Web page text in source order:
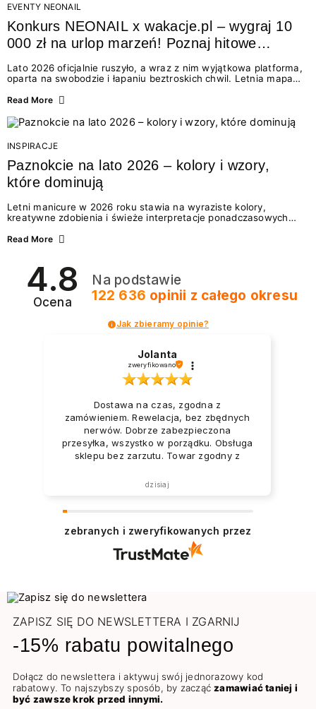
EVENTY NEONAIL
Konkurs NEONAIL x wakacje.pl – wygraj 10
000 zł na urlop marzeń! Poznaj hitowe
Lato 2026 oficjalnie ruszyło, a wraz z nim wyjątkowa platforma,
oparta na swobodzie i łapaniu beztroskich chwil. Letnia mapa
doświadczenia wakacji – od spontanicznych wyjazdów, przez
Motywem przewodnim jest eksplorowanie i kolekcjonowanie
letnich momentów. Z tej okazji przygotowaliśmy coś absolutnie
wyjątkowego: wielki konkurs z wakacje.pl oraz dawkę
najgorętszych trendów w...
Read More
INSPIRACJE
Paznokcie na lato 2026 – kolory i wzory,
które dominują
Letni manicure w 2026 roku stawia na wyraziste kolory,
kreatywne zdobienia i świeże interpretacje ponadczasowych
zarówno energetycznych odcieni inspirowanych wakacjami, jak
2026? Znajdź inspirację dla swojego manicure!
Read More
4.8
Ocena
Na podstawie
122 636 opinii z całego okresu
Jak zbieramy opinie?
Jolanta
zweryfikowano
Dostawa na czas, zgodna z
zamówieniem. Rewelacja, bez zbędnych
nerwów. Dobrze zabezpieczona
przesyłka, wszystko w porządku. Obsługa
sklepu bez zarzutu. Towar zgodny z
została zrealizowana ekspresowo.
dzisiaj
zebranych i zweryfikowanych przez
ZAPISZ SIĘ DO NEWSLETTERA I ZGARNIJ
-15% rabatu powitalnego
Dołącz do newslettera i aktywuj swój jednorazowy kod
rabatowy. To najszybszy sposób, by zacząćzamawiać taniej i
być zawsze krok przed innymi.